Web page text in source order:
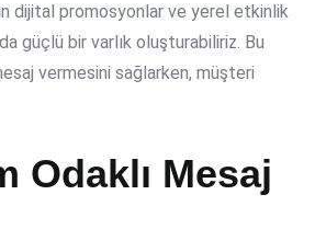
dijital promosyonlar ve yerel etkinlik
güçlü bir varlık oluşturabiliriz. Bu
vermesini sağlarken, müşteri
Odaklı Mesaj